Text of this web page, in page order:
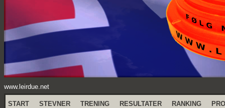
www.leirdue.net
START STEVNER TRENING RESULTATER RANKING